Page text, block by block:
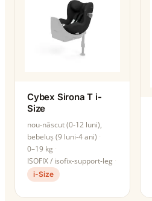
Cybex Sirona T i-
Size
nou-născut (0-12 luni),
bebeluș (9 luni-4 ani)
0–19 kg
ISOFIX / isofix-support-leg
i-Size